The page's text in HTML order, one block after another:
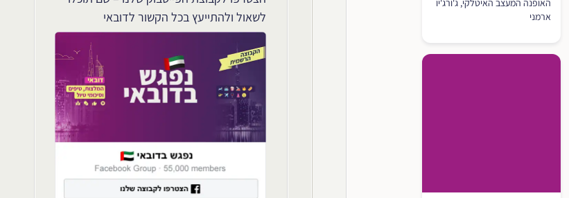
האופנה המעצב האיטלקי, ג'ורג'יו
ארמני
לשאול ולהתייעץ בכל הקשור לדובאי